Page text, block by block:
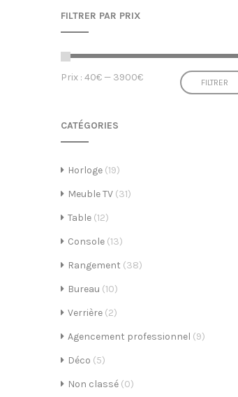
FILTRER PAR PRIX
Prix
min
Prix
max
FILTRER
Prix : 40€ — 3900€
CATÉGORIES
Horloge (19)
Meuble TV (31)
Table (12)
Console (13)
Rangement (38)
Bureau (10)
Verrière (2)
Agencement professionnel (9)
Déco (5)
Non classé (0)